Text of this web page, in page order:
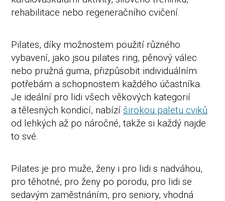
rehabilitace nebo regeneračního cvičení.
Pilates, díky možnostem použití různého
vybavení, jako jsou pilates ring, pěnový válec
nebo pružná guma, přizpůsobit individuálním
potřebám a schopnostem každého účastníka.
Je ideální pro lidi všech věkových kategorií
a tělesných kondicí, nabízí širokou paletu cviků
od lehkých až po náročné, takže si každý najde
to své.
Pilates je pro muže, ženy i pro lidi s nadváhou,
pro těhotné, pro ženy po porodu, pro lidi se
sedavým zaměstnáním, pro seniory, vhodná